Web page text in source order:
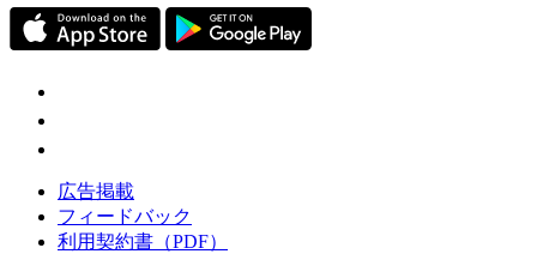
広告掲載
フィードバック
利用契約書（PDF）